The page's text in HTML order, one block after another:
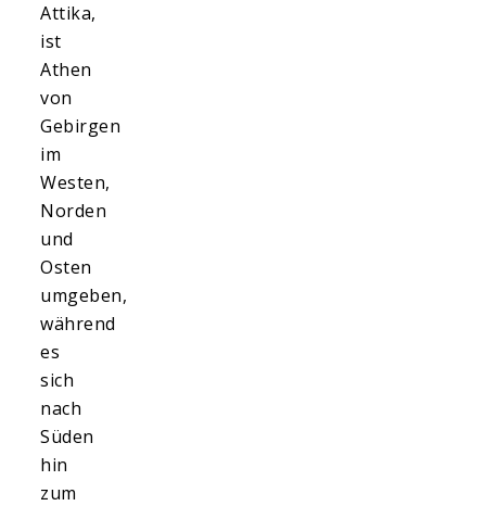
Attika,
ist
Athen
von
Gebirgen
im
Westen,
Norden
und
Osten
umgeben,
während
es
sich
nach
Süden
hin
zum